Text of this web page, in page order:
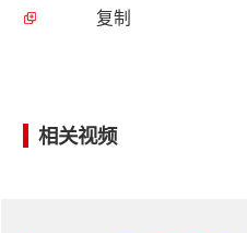
复制
相关视频